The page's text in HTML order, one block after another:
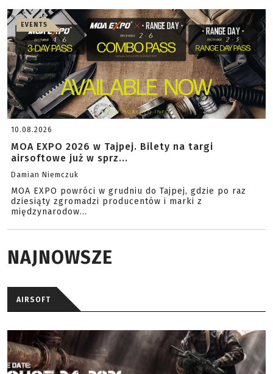
EVENTS
10.08.2026
MOA EXPO 2026 w Tajpej. Bilety na targi
airsoftowe już w sprz...
Damian Niemczuk
MOA EXPO powróci w grudniu do Tajpej, gdzie po raz
dziesiąty zgromadzi producentów i marki z
międzynarodow...
NAJNOWSZE
AIRSOFT